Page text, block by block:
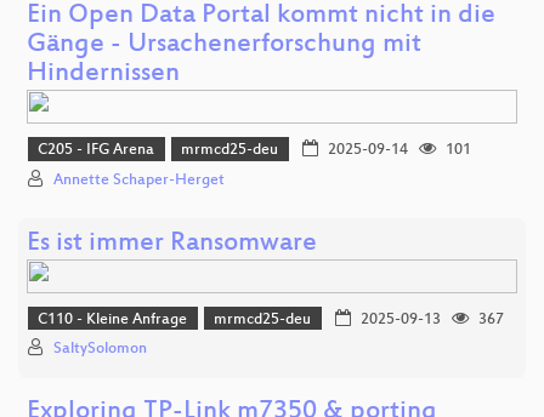
Ein Open Data Portal kommt nicht in die
Gänge - Ursachenerforschung mit
Hindernissen
C205 - IFG Arena mrmcd25-deu 2025-09-14
101
Annette Schaper-Herget
Es ist immer Ransomware
C110 - Kleine Anfrage mrmcd25-deu 2025-09-13
367
SaltySolomon